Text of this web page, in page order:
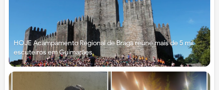
HOJE Acampamento Regional de Braga reúne mais de 5 mil
escuteiros em Guimarães